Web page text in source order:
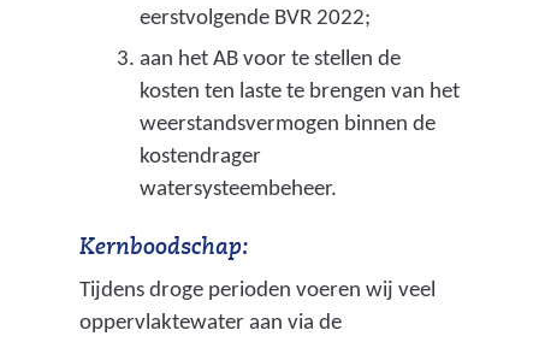
eerstvolgende BVR 2022;
aan het AB voor te stellen de
kosten ten laste te brengen van het
weerstandsvermogen binnen de
kostendrager
watersysteembeheer.
Kernboodschap:
Tijdens droge perioden voeren wij veel
oppervlaktewater aan via de